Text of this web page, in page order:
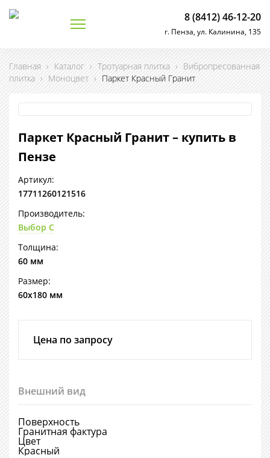
8 (8412) 46-12-20
г. Пенза, ул. Калинина, 135
Главная › Каталог › Тротуарная плитка › Вибропресованная
плитка › Моноцвет › Паркет Красный Гранит
Паркет Красный Гранит – купить в
Пензе
Артикул:
17711260121516
Производитель:
Выбор С
Толщина:
60 мм
Размер:
60х180 мм
Цена по запросу
Внешний вид
Поверхность
Гранитная фактура
Цвет
Красный